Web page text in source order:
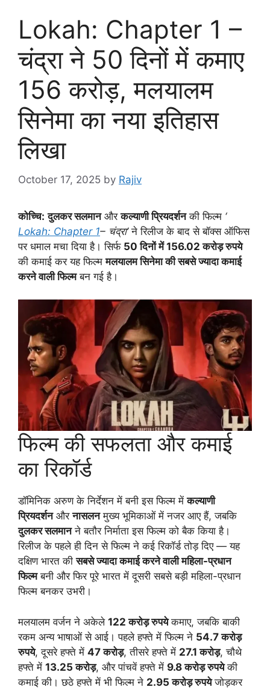
Lokah: Chapter 1 –
चंद्रा ने 50 दिनों में कमाए
156 करोड़, मलयालम
सिनेमा का नया इतिहास
लिखा
October 17, 2025 by Rajiv
कोच्चि: दुलकर सलमानऔरकल्याणी प्रियदर्शनकी फिल्म ‘
Lokah: Chapter 1– चंद्रा’ने रिलीज के बाद से बॉक्स ऑफिस
पर धमाल मचा दिया है। सिर्फ 50 दिनों में 156.02 करोड़ रुपये
की कमाई कर यह फिल्ममलयालम सिनेमा की सबसे ज्यादा कमाई
करने वाली फिल्मबन गई है।
फिल्म की सफलता और कमाई
का रिकॉर्ड
डॉमिनिक अरुण के निर्देशन में बनी इस फिल्म मेंकल्याणी
प्रियदर्शनऔरनासलनमुख्य भूमिकाओं में नजर आए हैं, जबकि
दुलकर सलमानने बतौर निर्माता इस फिल्म को बैक किया है।
रिलीज के पहले ही दिन से फिल्म ने कई रिकॉर्ड तोड़ दिए — यह
दक्षिण भारत कीसबसे ज्यादा कमाई करने वाली महिला-प्रधान
फिल्मबनी और फिर पूरे भारत में दूसरी सबसे बड़ी महिला-प्रधान
फिल्म बनकर उभरी।
मलयालम वर्जन ने अकेले 122 करोड़ रुपयेकमाए, जबकि बाकी
रकम अन्य भाषाओं से आई। पहले हफ्ते में फिल्म ने 54.7 करोड़
रुपये, दूसरे हफ्ते में 47 करोड़, तीसरे हफ्ते में 27.1 करोड़, चौथे
हफ्ते में 13.25 करोड़, और पांचवें हफ्ते में 9.8 करोड़ रुपयेकी
कमाई की। छठे हफ्ते में भी फिल्म ने 2.95 करोड़ रुपयेजोड़कर